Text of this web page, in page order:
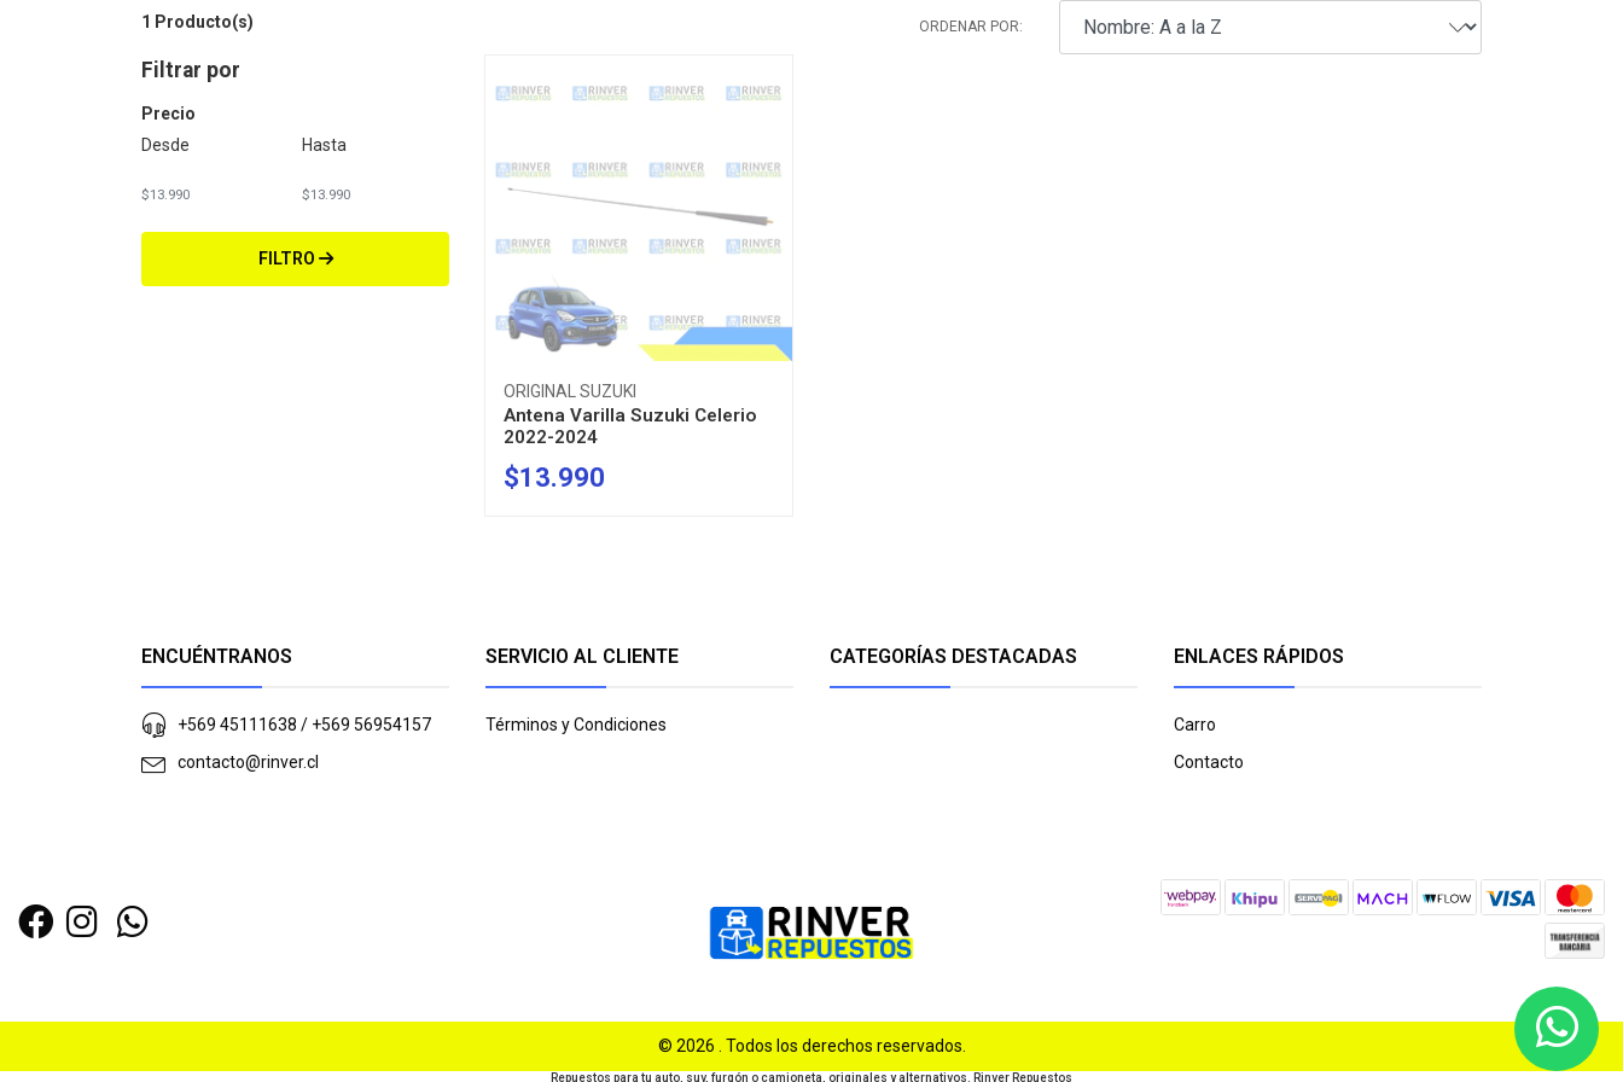
1 Producto(s) ORDENAR POR:
Filtrar por
Precio
Desde
Hasta
FILTRO
ORIGINAL SUZUKI
Antena Varilla Suzuki Celerio
2022-2024
AGOTADO
$13.990
ENCUÉNTRANOS
+569 45111638 / +569 56954157
contacto@rinver.cl
SERVICIO AL CLIENTE
Términos y Condiciones
CATEGORÍAS DESTACADAS ENLACES RÁPIDOS
Carro
Contacto
© 2026 . Todos los derechos reservados.
Repuestos para tu auto, suv, furgón o camioneta, originales y alternativos. Rinver Repuestos